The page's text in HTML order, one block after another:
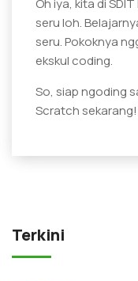
Oh iya, kita di
seru loh.
seru. Pokoknya
ekskul coding.
So, siap ngoding
Scratch sekarang!
Terkini